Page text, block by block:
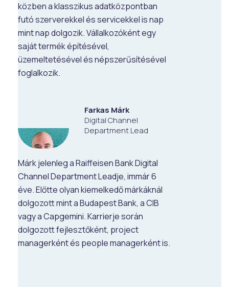
közben a klasszikus adatközpontban
futó szerverekkel és servicekkel is nap
mint nap dolgozik. Vállalkozóként egy
saját termék építésével,
üzemeltetésével és népszerűsítésével
foglalkozik.
Farkas Márk
Digital Channel
Department Lead
Márk jelenleg a Raiffeisen Bank Digital
Channel Department Leadje, immár 6
éve. Előtte olyan kiemelkedő márkáknál
dolgozott mint a Budapest Bank, a CIB
vagy a Capgemini. Karrierje során
dolgozott fejlesztőként, project
managerként és people managerként is.